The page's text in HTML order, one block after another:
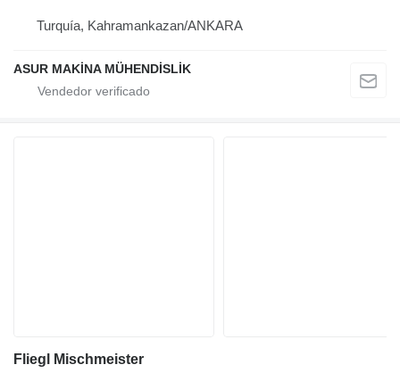
Turquía, Kahramankazan/ANKARA
ASUR MAKİNA MÜHENDİSLİK
Fliegl Mischmeister